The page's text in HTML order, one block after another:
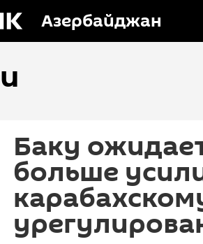
Азербайджан
Баку
больше